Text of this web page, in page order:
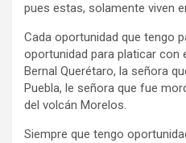
pues estas, solamente viven
Cada oportunidad que tengo
oportunidad para platicar con
Bernal Querétaro, la señora
Puebla, le señora que fue
del volcán Morelos.
Siempre que tengo